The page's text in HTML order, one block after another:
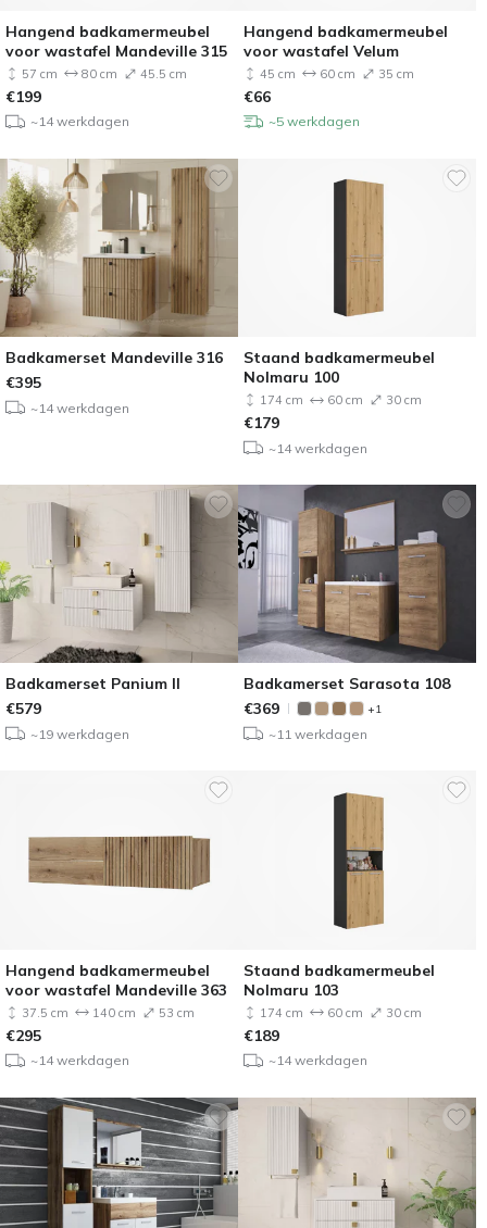
Hangend badkamermeubel
voor wastafel Mandeville 315
57 cm 80 cm 45.5 cm
€199
~14 werkdagen
Hangend badkamermeubel
voor wastafel Velum
45 cm 60 cm 35 cm
€66
~5 werkdagen
Badkamerset Mandeville 316
€395
~14 werkdagen
Staand badkamermeubel
Nolmaru 100
174 cm 60 cm 30 cm
€179
~14 werkdagen
Badkamerset Panium II
€579
~19 werkdagen
Badkamerset Sarasota 108
€369 +1
~11 werkdagen
Hangend badkamermeubel
voor wastafel Mandeville 363
37.5 cm 140 cm 53 cm
€295
~14 werkdagen
Staand badkamermeubel
Nolmaru 103
174 cm 60 cm 30 cm
€189
~14 werkdagen